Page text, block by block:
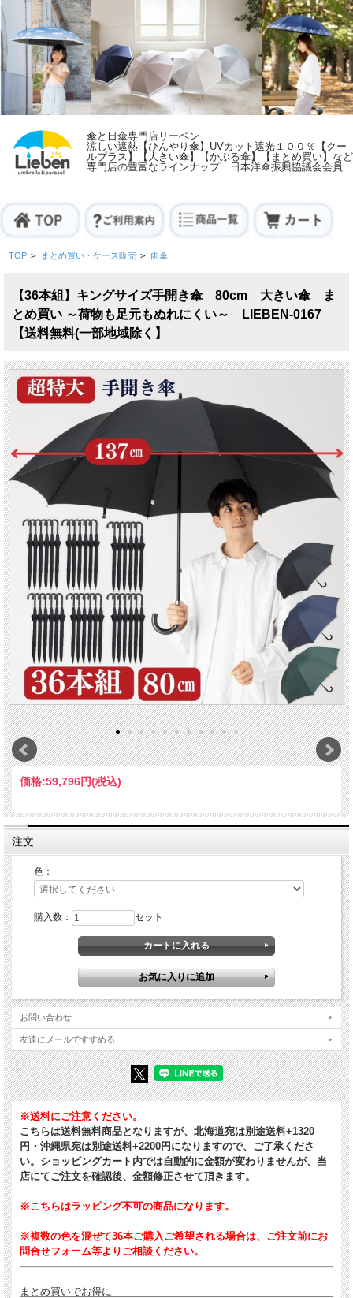
傘と日傘専門店リーベン
涼しい遮熱【ひんやり傘】UVカット遮光１００％【クー
ルプラス】【大きい傘】【かぶる傘】【まとめ買い】など
専門店の豊富なラインナップ 日本洋傘振興協議会会員
TOP > まとめ買い・ケース販売 > 雨傘
【36本組】キングサイズ手開き傘 80cm 大きい傘 ま
とめ買い ～荷物も足元もぬれにくい～ LIEBEN-0167
【送料無料(一部地域除く】
価格:59,796円(税込)
注文
色：
購入数： セット
お問い合わせ
友達にメールですすめる
※送料にご注意ください。
こちらは送料無料商品となりますが、北海道宛は別途送料+1320
円・沖縄県宛は別途送料+2200円になりますので、ご了承くださ
い。ショッピングカート内では自動的に金額が変わりませんが、当
店にてご注文を確認後、金額修正させて頂きます。
※こちらはラッピング不可の商品になります。
※複数の色を混ぜて36本ご購入ご希望される場合は、ご注文前にお
問合せフォーム等よりご相談ください。
まとめ買いでお得に